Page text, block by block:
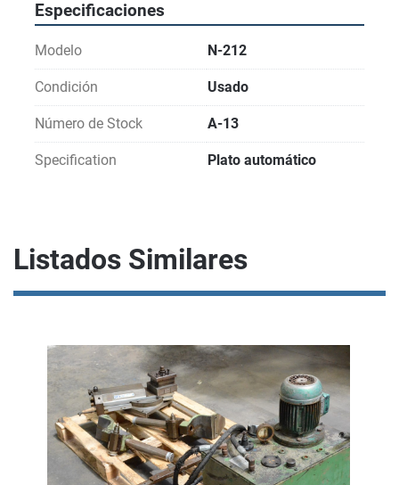
Especificaciones
Modelo N-212
Condición Usado
Número de Stock A-13
Specification Plato automático
Listados Similares